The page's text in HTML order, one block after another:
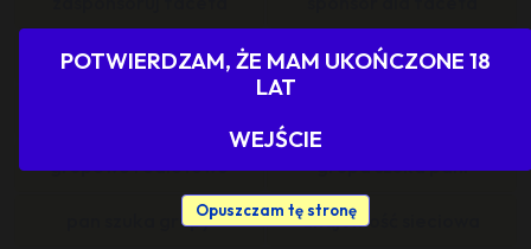
POTWIERDZAM, ŻE MAM UKOŃCZONE 18
LAT
WEJŚCIE
Opuszczam tę stronę
sponsoring grupy agencje towarzyskie
grupowo i odlotowo grupa szuka pani
pan szuka grupy znajomość sieciowa